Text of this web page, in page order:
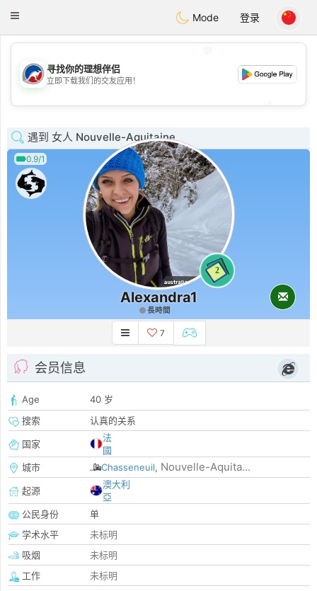
AustraliaChat
Toggle
Mode 登录
💖
💕
寻找你的理想伴侣
立即下载我们的交友应用！
遇到 女人 Nouvelle-Aquitaine
0.9/1
2
Alexandra1
長時間
7
会员信息
Age
40 岁
搜索
认真的关系
国家
法
國
城市
Chasseneuil, Nouvelle-Aquita...
起源
澳大利
亞
公民身份
单
学术水平
未标明
吸烟
未标明
工作
未标明